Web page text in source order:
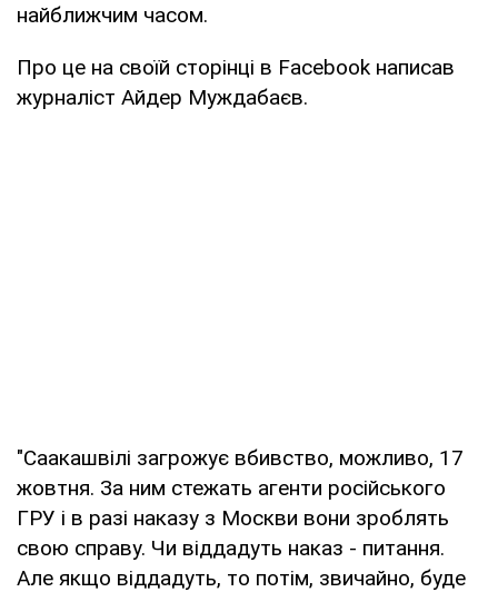
найближчим часом.
Про це на своїй сторінці в Facebook написав
журналіст Айдер Муждабаєв.
"Саакашвілі загрожує вбивство, можливо, 17
жовтня. За ним стежать агенти російського
ГРУ і в разі наказу з Москви вони зроблять
свою справу. Чи віддадуть наказ - питання.
Але якщо віддадуть, то потім, звичайно, буде